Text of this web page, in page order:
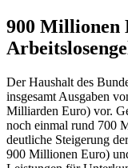
900 Millionen
Der Haushalt des
insgesamt Ausgaben
Milliarden Euro) vor.
noch einmal rund 700
deutliche Steigerung
900 Millionen Euro)